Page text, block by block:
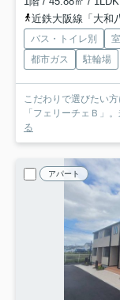
近鉄大阪線「大和
バス・トイレ別
都市ガス
駐輪場
こだわりで選びたい
「フェリーチェＢ」
る
アパート